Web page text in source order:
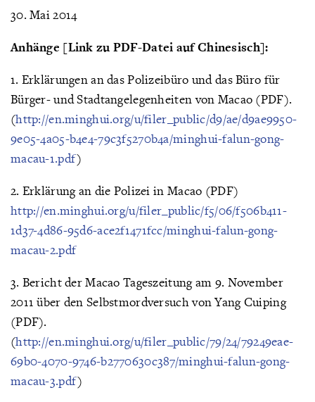
30. Mai 2014
Anhänge [Link zu PDF-Datei auf Chinesisch]:
1. Erklärungen an das Polizeibüro und das Büro für
Bürger- und Stadtangelegenheiten von Macao (PDF).
(http://en.minghui.org/u/filer_public/d9/ae/d9ae9950-
9e05-4a05-b4e4-79c3f5270b4a/minghui-falun-gong-
macau-1.pdf)
2. Erklärung an die Polizei in Macao (PDF)
http://en.minghui.org/u/filer_public/f5/06/f506b411-
1d37-4d86-95d6-ace2f1471fcc/minghui-falun-gong-
macau-2.pdf
3. Bericht der Macao Tageszeitung am 9. November
2011 über den Selbstmordversuch von Yang Cuiping
(PDF).
(http://en.minghui.org/u/filer_public/79/24/79249eae-
69b0-4070-9746-b2770630c387/minghui-falun-gong-
macau-3.pdf)